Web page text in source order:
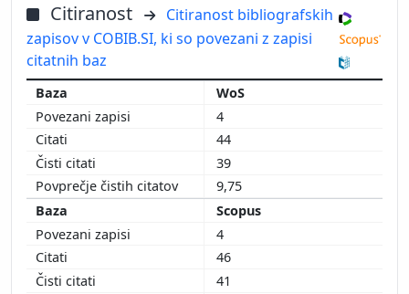
Citiranost
Citiranost bibliografskih
zapisov v COBIB.SI, ki so povezani z zapisi
citatnih baz
WoS
4
44
39
9,75
Scopus
4
46
41